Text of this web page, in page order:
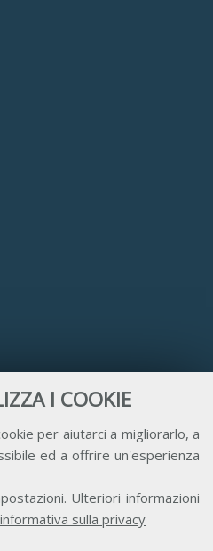
I COOKIE
per aiutarci a migliorarlo, a
ed a offrire un'esperienza
Ulteriori informazioni
informativa sulla privacy